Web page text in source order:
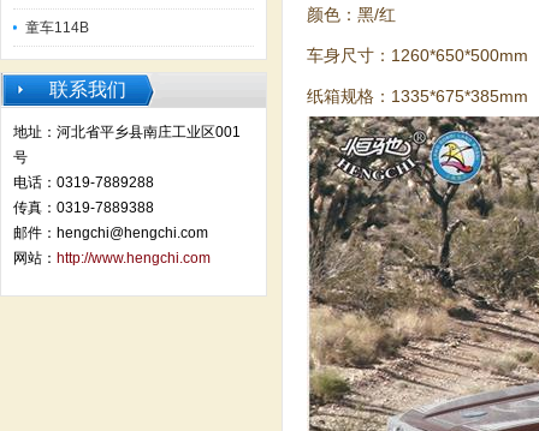
童车114B
联系我们
地址：河北省平乡县南庄工业区001
号
电话：0319-7889288
传真：0319-7889388
邮件：hengchi@hengchi.com
网站： http://www.hengchi.com
颜色：黑/红
车身尺寸：1260*650*500mm
纸箱规格：1335*675*385mm